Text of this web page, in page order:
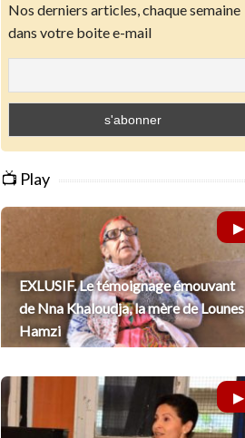
Nos derniers articles, chaque semaine
dans votre boite e-mail
📺 Play
EXLUSIF. Le témoignage émouvant
de Nna Khaloudja, la mère de Lounes
Hamzi